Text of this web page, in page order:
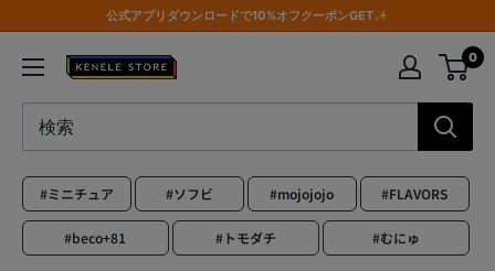
公式アプリダウンロードで10%オフクーポンGET✨
KENELE
0
#ミニチュア #ソフビ #mojojojo #FLAVORS
#beco+81 #トモダチ #むにゅ